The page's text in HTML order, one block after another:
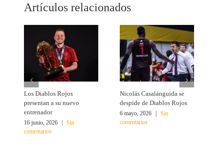
Artículos relacionados
Los Diablos Rojos
presentan a su nuevo
entrenador
16 junio, 2026
Sin
comentarios
Nicolás Casalánguida se
despide de Diablos Rojos
6 mayo, 2026
Sin
comentarios